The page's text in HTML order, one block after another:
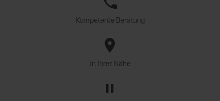
Kompetente Beratung
In Ihrer Nähe